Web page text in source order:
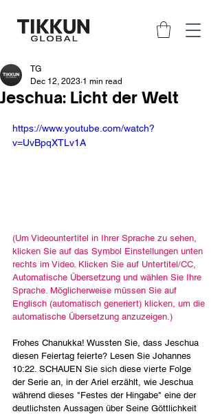
Jeschua: Licht der Welt
TG
Dec 12, 2023 1 min read
https://www.youtube.com/watch?
v=UvBpqXTLv1A
(Um Videountertitel in Ihrer Sprache zu sehen,
klicken Sie auf das Symbol Einstellungen unten
rechts im Video. Klicken Sie auf Untertitel/CC,
Automatische Übersetzung und wählen Sie Ihre
Sprache. Möglicherweise müssen Sie auf
Englisch (automatisch generiert) klicken, um die
automatische Übersetzung anzuzeigen.)
Frohes Chanukka! Wussten Sie, dass Jeschua
diesen Feiertag feierte? Lesen Sie Johannes
10:22. SCHAUEN Sie sich diese vierte Folge
der Serie an, in der Ariel erzählt, wie Jeschua
während dieses "Festes der Hingabe" eine der
deutlichsten Aussagen über Seine Göttlichkeit